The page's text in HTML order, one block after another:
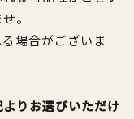
。
場合がございま
りお選びいただけ